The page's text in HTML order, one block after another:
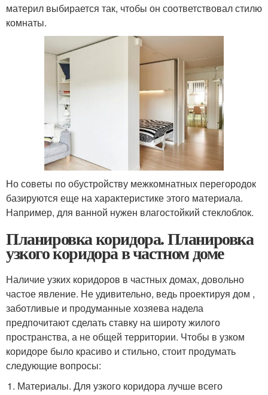
материл выбирается так, чтобы он соответствовал стилю
комнаты.
Но советы по обустройству межкомнатных перегородок
базируются еще на характеристике этого материала.
Например, для ванной нужен влагостойкий стеклоблок.
Планировка коридора. Планировка
узкого коридора в частном доме
Наличие узких коридоров в частных домах, довольно
частое явление. Не удивительно, ведь проектируя дом ,
заботливые и продуманные хозяева надела
предпочитают сделать ставку на широту жилого
пространства, а не общей территории. Чтобы в узком
коридоре было красиво и стильно, стоит продумать
следующие вопросы:
Материалы. Для узкого коридора лучше всего